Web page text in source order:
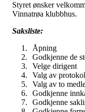
Styret ønsker
Vinnatrøa klubbhus.
Saksliste:
Åpning
Godkjenne de
Velge dirigent
Valg av
Valg av to
Godkjenne
Godkjenne